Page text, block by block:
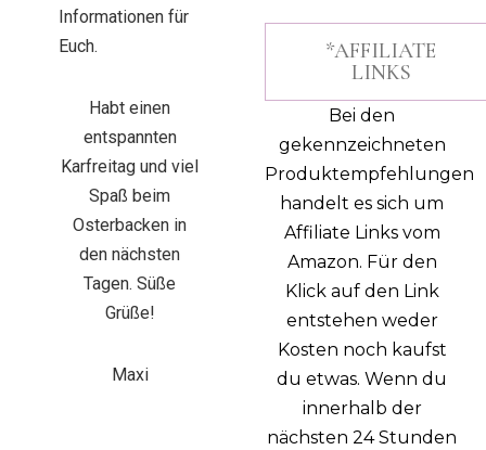
Informationen für
Euch.
Habt einen
entspannten
Karfreitag und viel
Spaß beim
Osterbacken in
den nächsten
Tagen. Süße
Grüße!
Maxi
*AFFILIATE
LINKS
Bei den
gekennzeichneten
Produktempfehlungen
handelt es sich um
Affiliate Links vom
Amazon. Für den
Klick auf den Link
entstehen weder
Kosten noch kaufst
du etwas. Wenn du
innerhalb der
nächsten 24 Stunden